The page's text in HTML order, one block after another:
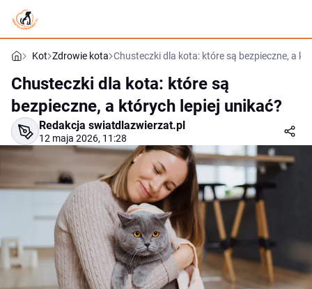
Kot Zdrowie kota Chusteczki dla kota: które są bezpieczne, a
Chusteczki dla kota: które są
bezpieczne, a których lepiej unikać?
Redakcja swiatdlazwierzat.pl
12 maja 2026, 11:28